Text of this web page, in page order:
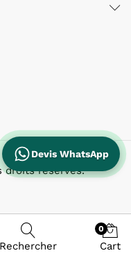
droits réservés.
Rechercher
0
Cart
Devis WhatsApp